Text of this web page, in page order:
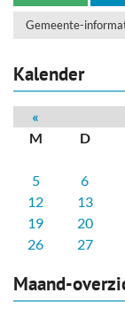
Gemeente-
Kalender
«
M
D
5
6
12
13
19
20
26
27
Maand-